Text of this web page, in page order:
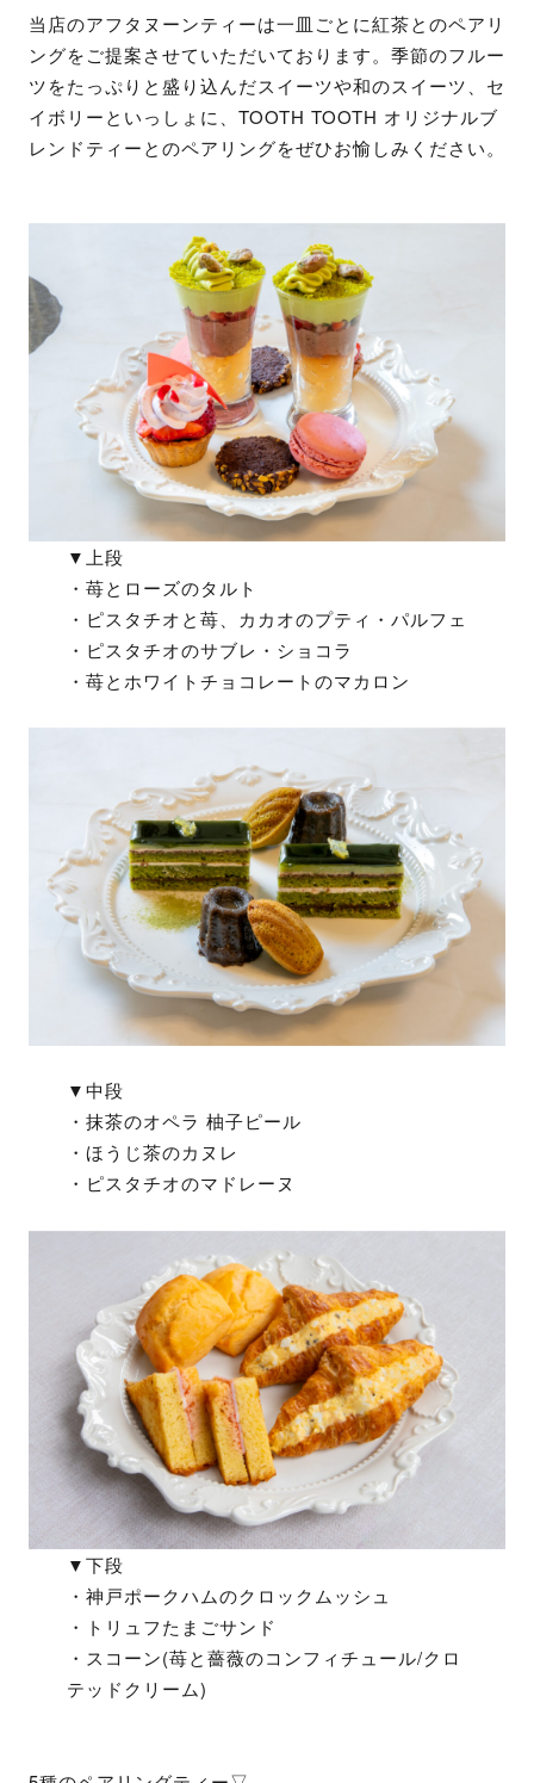
当店のアフタヌーンティーは一皿ごとに紅茶とのペアリ
ングをご提案させていただいております。季節のフルー
ツをたっぷりと盛り込んだスイーツや和のスイーツ、セ
イボリーといっしょに、TOOTH TOOTH オリジナルブ
レンドティーとのペアリングをぜひお愉しみください。
▼上段
・苺とローズのタルト
・ピスタチオと苺、カカオのプティ・パルフェ
・ピスタチオのサブレ・ショコラ
・苺とホワイトチョコレートのマカロン
▼中段
・抹茶のオペラ 柚子ピール
・ほうじ茶のカヌレ
・ピスタチオのマドレーヌ
▼下段
・神戸ポークハムのクロックムッシュ
・トリュフたまごサンド
・スコーン(苺と薔薇のコンフィチュール/クロ
テッドクリーム)